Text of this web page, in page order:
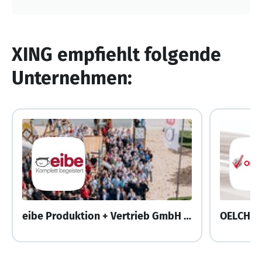
XING empfiehlt folgende
Unternehmen:
eibe Produktion + Vertrieb GmbH & Co. KG